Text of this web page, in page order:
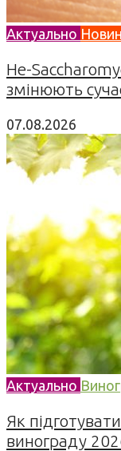
Актуально
Не-
змінюють
07.08.2026
Актуально
Як
винограду